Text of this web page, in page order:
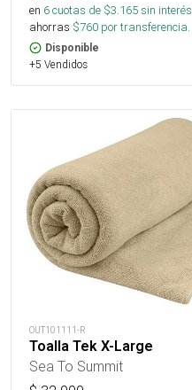
en 6cuotas de $3.165sin interés
ahorras $760 por transferencia.
Disponible
+5 Vendidos
OUT101111-R
Toalla Tek X-Large
Sea To Summit